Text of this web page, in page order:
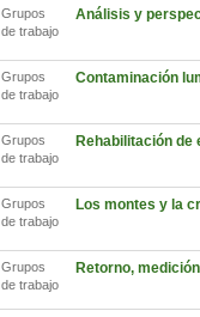
Grupos
de trabajo
Análisis y
Grupos
de trabajo
Contaminación
Grupos
de trabajo
Rehabilitación
Grupos
de trabajo
Los montes y la
Grupos
de trabajo
Retorno,